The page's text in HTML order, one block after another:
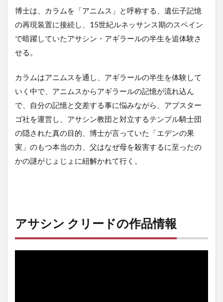
博士は、カラムを「アニムス」と呼称する、遺伝子記憶
の再現装置に接続し、15世紀ルネッサンス期のスペイン
で暗躍していたアサシン・アギラールの半生を追体験さ
せる。
カラムはアニムスを通し、アギラールの半生を体験して
いく中で、アニムスからアギラールの記憶が流れ込ん
で、自分の記憶と交差する事に悩みながら、アブスター
ゴ社を運営し、アサシン教団と対立するテンプル騎士団
の隠された真の目的、博士が言っていた「エデンの果
実」のもつ本当の力、父はなぜ母を殺害するに至ったの
かの謎がじょじょに紐解かれて行く。
アサシン クリードの作品情報